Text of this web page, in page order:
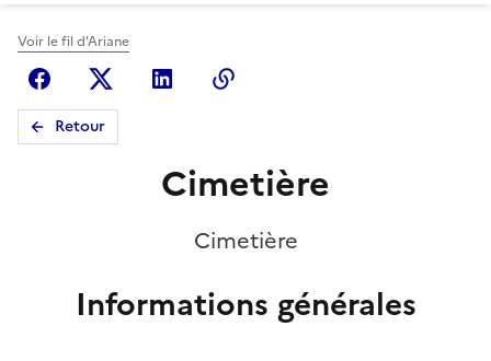
Voir le fil d'Ariane
FacebookX (anciennement Twitter)
Linkedin
Retour
Cimetière
Cimetière
Informations générales